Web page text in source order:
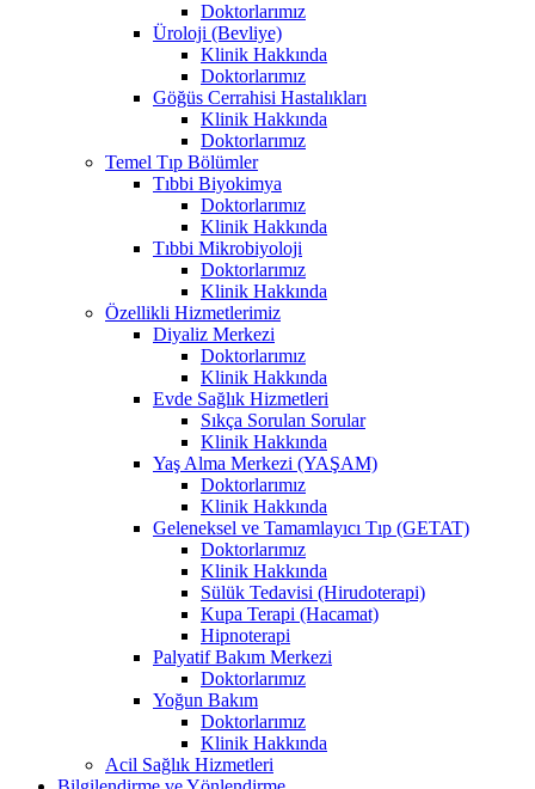
Doktorlarımız
Üroloji (Bevliye)
Klinik Hakkında
Doktorlarımız
Göğüs Cerrahisi Hastalıkları
Klinik Hakkında
Doktorlarımız
Temel Tıp Bölümler
Tıbbi Biyokimya
Doktorlarımız
Klinik Hakkında
Tıbbi Mikrobiyoloji
Doktorlarımız
Klinik Hakkında
Özellikli Hizmetlerimiz
Diyaliz Merkezi
Doktorlarımız
Klinik Hakkında
Evde Sağlık Hizmetleri
Sıkça Sorulan Sorular
Klinik Hakkında
Yaş Alma Merkezi (YAŞAM)
Doktorlarımız
Klinik Hakkında
Geleneksel ve Tamamlayıcı Tıp (GETAT)
Doktorlarımız
Klinik Hakkında
Sülük Tedavisi (Hirudoterapi)
Kupa Terapi (Hacamat)
Hipnoterapi
Palyatif Bakım Merkezi
Doktorlarımız
Yoğun Bakım
Doktorlarımız
Klinik Hakkında
Acil Sağlık Hizmetleri